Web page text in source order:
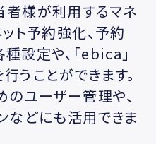
様が利用するマネ
ト予約強化、予約
設定や、「ebica」
うことができます。
のユーザー管理や、
などにも活用できま